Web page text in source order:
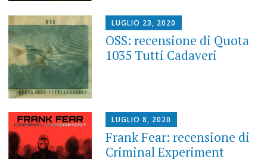
LUGLIO 23, 2020
OSS: recensione di Quota
1035 Tutti Cadaveri
LUGLIO 8, 2020
Frank Fear: recensione di
Criminal Experiment